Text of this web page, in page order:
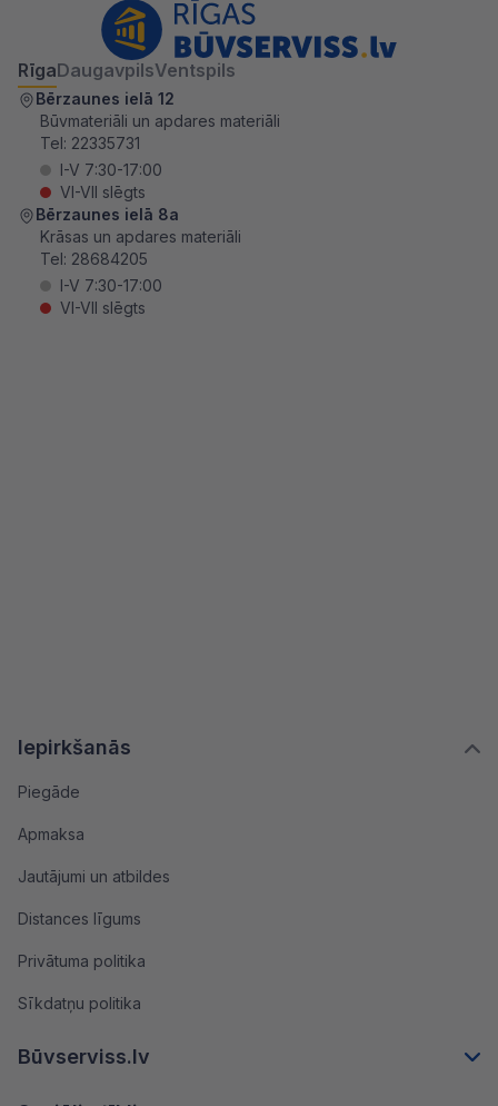
Iepirkšanās
Piegāde
Apmaksa
Jautājumi un atbildes
Distances līgums
Privātuma politika
Sīkdatņu politika
Būvserviss.lv
RīgaDaugavpilsVentspils
Bērzaunes ielā 12
Būvmateriāli un apdares materiāli
Tel: 22335731
I-V 7:30-17:00
VI-VII slēgts
Bērzaunes ielā 8a
Krāsas un apdares materiāli
Tel: 28684205
I-V 7:30-17:00
VI-VII slēgts